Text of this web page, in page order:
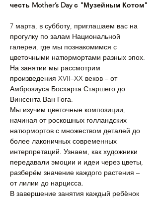
честь Mother’s Day с "Музейным Котом"
7 марта, в субботу, приглашаем вас на
прогулку по залам Национальной
галереи, где мы познакомимся с
цветочными натюрмортами разных эпох.
На занятии мы рассмотрим
произведения XVII–XX веков – от
Амброзиуса Босхарта Старшего до
Винсента Ван Гога.
Мы изучим цветочные композиции,
начиная от роскошных голландских
натюрмортов с множеством деталей до
более лаконичных современных
интерпретаций. Узнаем, как художники
передавали эмоции и идеи через цветы,
разберём значение каждого растения –
от лилии до нарцисса.
В завершение занятия каждый ребёнок